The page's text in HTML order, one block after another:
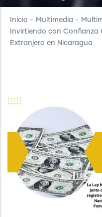
Inicio - Multimedia -
Invirtiendo con Confianza
Extranjero en Nicaragua